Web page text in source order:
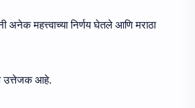
अनेक महत्त्वाच्या निर्णय घेतले आणि मराठा
उत्तेजक आहे.